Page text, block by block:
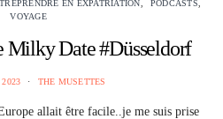
EN EXPATRIATION
PODCASTS
VOYAGE
Milky Date #Düsseldorf
THE MUSETTES
allait être facile..je me suis prise